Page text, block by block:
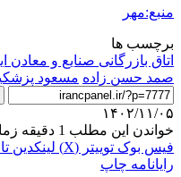
منبع:مهر
برچسب ها
اتاق بازرگانی صنایع و معادن
صمد حسن زاده مسعود
۱۴۰۲/۱۱/۰۵
خواندن این مطلب 1 دقیقه زمان میبرد
فیس بوک توییتر (X) لینکدین
رایانامه چاپ